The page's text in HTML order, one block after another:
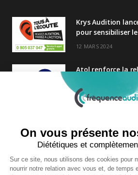
Krys Audition
pour sensibiliser
12 MARS 2024
Atol renforce la
une nouvelle
satisfaction
25 FÉVRIER 2025
Audition Conseil
27 MARS 2024